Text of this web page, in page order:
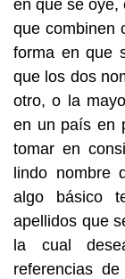
en que se oye,
que combinen
forma en que
que los dos
otro, o la
en un país en
tomar en
lindo nombre
algo básico
apellidos que
la cual
referencias